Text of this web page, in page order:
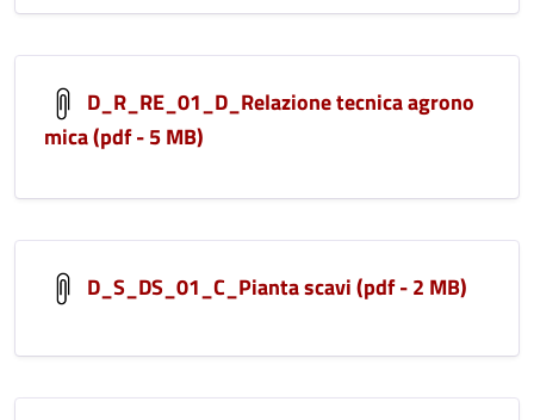
D_R_RE_01_D_Relazione tecnica agrono
mica (pdf - 5 MB)
D_S_DS_01_C_Pianta scavi (pdf - 2 MB)